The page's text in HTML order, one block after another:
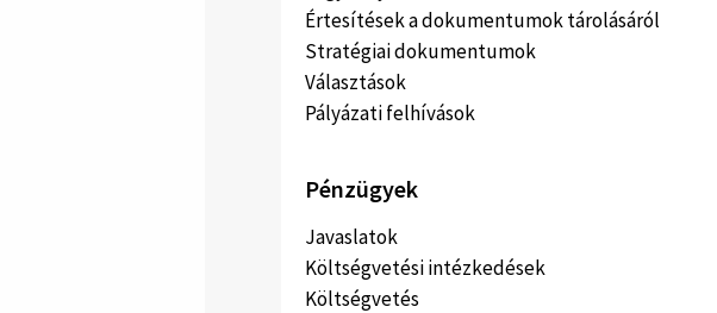
Értesítések a dokumentumok tárolásáról
Stratégiai dokumentumok
Választások
Pályázati felhívások
Pénzügyek
Javaslatok
Költségvetési intézkedések
Költségvetés